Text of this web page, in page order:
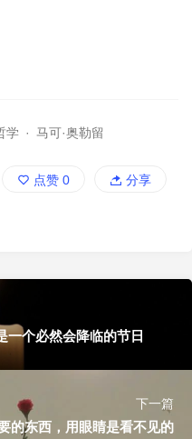
学 · 马可·奥勒留
点赞 0 分享
一个必然会降临的节日
下一篇
的东西，用眼睛是看不见的